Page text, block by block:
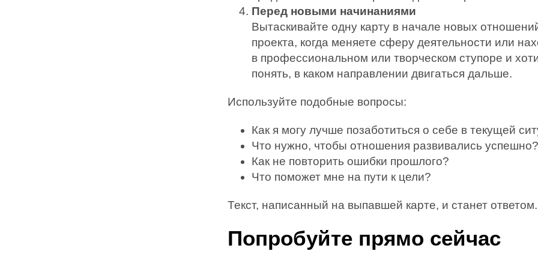
Перед новыми начинаниями
Вытаскивайте одну карту в начале новых
проекта, когда меняете сферу деятельности или
в профессиональном или творческом ступоре и
понять, в каком направлении двигаться дальше.
Используйте подобные вопросы:
Как я могу лучше позаботиться о себе в текущей
Что нужно, чтобы отношения развивались успешно?
Как не повторить ошибки прошлого?
Что поможет мне на пути к цели?
Текст, написанный на выпавшей карте, и станет ответом.
Попробуйте прямо сейчас